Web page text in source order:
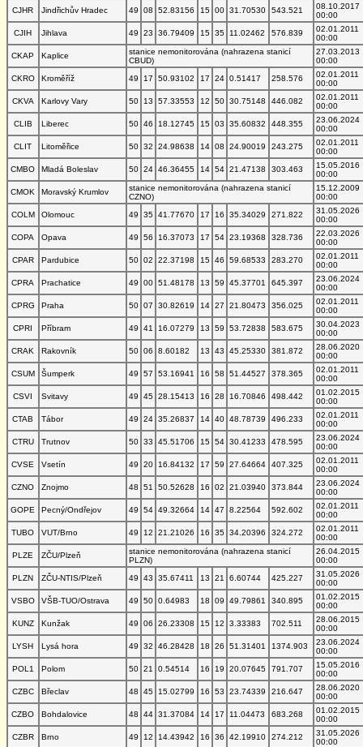
CJHR
Jindřichův Hradec 49 08 52.83156 15 00 31.70530 543.521
08.10.2017
00:00
CJIH
Jihlava 49 23 36.79409 15 35 11.02462 576.839
02.01.2011
00:00
CKAP
Kaplice
stanice nemonitorována (nahrazena stanicí
CBUD)
27.03.2013
00:00
CKRO
Kroměříž 49 17 50.93102 17 24 0.51417 258.576
02.01.2011
00:00
CKVA
Karlovy Vary 50 13 57.33553 12 50 30.75148 446.082
02.01.2011
00:00
CLIB
Liberec 50 46 18.12745 15 03 35.60832 448.355
23.06.2024
00:00
CLIT
Litoměřice 50 32 24.98638 14 08 24.90019 243.275
02.01.2011
00:00
CMBO
Mladá Boleslav 50 24 46.36455 14 54 21.47138 303.463
15.05.2016
00:00
CMOK
Moravský Krumlov
stanice nemonitorována (nahrazena stanicí
CZNO)
15.12.2009
00:00
COLM
Olomouc 49 35 41.77670 17 16 35.34029 271.822
31.05.2026
00:00
COPA
Opava 49 56 16.37073 17 54 23.19368 328.736
22.03.2026
00:00
CPAR
Pardubice 50 02 22.37198 15 46 59.68533 283.270
02.01.2011
00:00
CPRA
Prachatice 49 00 51.48178 13 59 45.37701 645.397
23.06.2024
00:00
CPRG
Praha 50 07 30.82619 14 27 21.80473 356.025
02.01.2011
00:00
CPRI
Příbram 49 41 16.07279 13 59 53.72838 583.675
30.04.2023
00:00
CRAK
Rakovník 50 06 8.60182 13 43 45.25330 381.872
28.06.2020
00:00
CSUM
Šumperk 49 57 53.16941 16 58 51.44527 378.365
02.01.2011
00:00
CSVI
Svitavy 49 45 28.15413 16 28 16.70846 498.442
01.02.2015
00:00
CTAB
Tábor 49 24 35.26837 14 40 48.78739 496.233
02.01.2011
00:00
CTRU
Trutnov 50 33 45.51706 15 54 30.41233 478.595
23.06.2024
00:00
CVSE
Vsetín 49 20 16.84132 17 59 27.64664 407.325
02.01.2011
00:00
CZNO
Znojmo 48 51 50.52628 16 02 21.03940 373.844
23.06.2024
00:00
GOPE
Pecný/Ondřejov 49 54 49.32664 14 47 8.22564 592.602
02.01.2011
00:00
TUBO
VUT/Brno 49 12 21.21026 16 35 34.20396 324.272
02.01.2011
00:00
PLZE
ZČU/Plzeň
stanice nemonitorována (nahrazena stanicí
PLZN)
26.04.2015
00:00
PLZN
ZČU-NTIS/Plzeň 49 43 35.67411 13 21 6.60744 425.227
31.05.2026
00:00
VSBO
VŠB-TUO/Ostrava 49 50 0.64983 18 09 49.79861 340.895
01.02.2015
00:00
KUNZ
Kunžak 49 06 26.23308 15 12 3.33383 702.511
28.06.2015
00:00
LYSH
Lysá hora 49 32 46.28428 18 26 51.31401 1374.903
23.06.2024
00:00
POL1
Polom 50 21 0.54514 16 19 20.07645 791.707
15.05.2016
00:00
CZBC
Břeclav 48 45 15.02799 16 53 23.74339 216.647
28.06.2020
00:00
CZBO
Bohdalovice 48 44 31.37084 14 17 11.04473 683.268
01.02.2015
00:00
CZBR
Brno 49 12 14.43942 16 36 42.19910 274.212
31.05.2026
00:00